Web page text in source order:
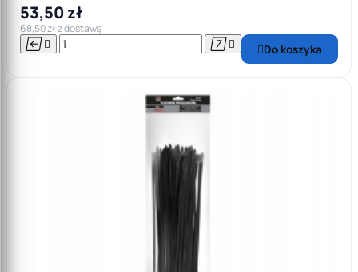
53,50 zł
68,50 zł z dostawą
    Do koszyka